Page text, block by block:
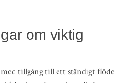
om viktig
tillgång till ett ständigt flöde